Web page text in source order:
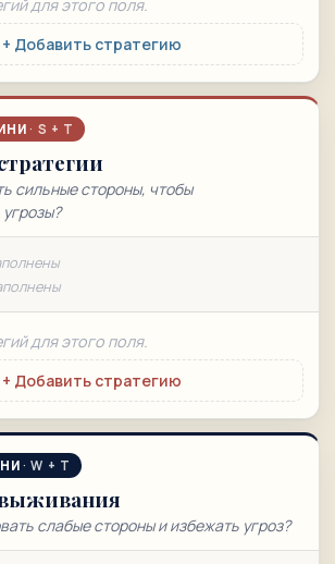
для этого поля.
+ Добавить стратегию
сильные стороны, чтобы
для этого поля.
+ Добавить стратегию
слабые стороны и избежать угроз?